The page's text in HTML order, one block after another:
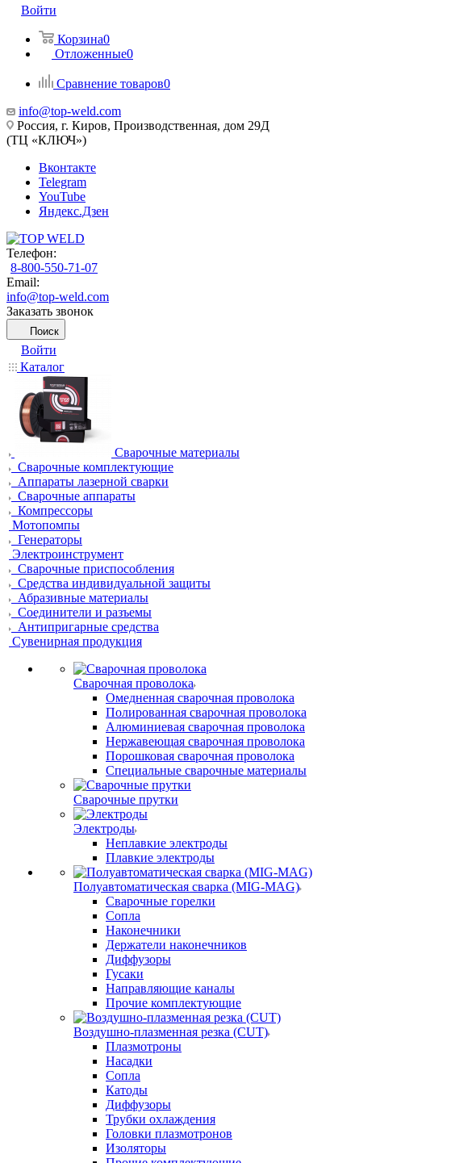
Войти
Корзина0
Отложенные0
Сравнение товаров0
info@top-weld.com
Россия, г. Киров, Производственная, дом 29Д
(ТЦ «КЛЮЧ»)
Вконтакте
Telegram
YouTube
Яндекс.Дзен
Телефон:
8-800-550-71-07
Email:
info@top-weld.com
Заказать звонок
Поиск
Войти
Каталог
Сварочные материалы
Сварочные комплектующие
Аппараты лазерной сварки
Сварочные аппараты
Компрессоры
Мотопомпы
Генераторы
Электроинструмент
Сварочные приспособления
Средства индивидуальной защиты
Абразивные материалы
Соединители и разъемы
Антипригарные средства
Сувенирная продукция
Сварочная проволока
Омедненная сварочная проволока
Полированная сварочная проволока
Алюминиевая сварочная проволока
Нержавеющая сварочная проволока
Порошковая сварочная проволока
Специальные сварочные материалы
Сварочные прутки
Электроды
Неплавкие электроды
Плавкие электроды
Полуавтоматическая сварка (MIG-MAG)
Сварочные горелки
Сопла
Наконечники
Держатели наконечников
Диффузоры
Гусаки
Направляющие каналы
Прочие комплектующие
Воздушно-плазменная резка (CUT)
Плазмотроны
Насадки
Сопла
Катоды
Диффузоры
Трубки охлаждения
Головки плазмотронов
Изоляторы